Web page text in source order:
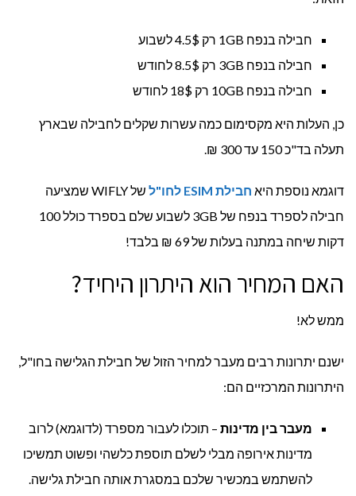
חבילה בנפח 1GB רק 4.5$ לשבוע
חבילה בנפח 3GB רק 8.5$ לחודש
חבילה בנפח 10GB רק 18$ לחודש
כן, העלות היא מקסימום כמה עשרות שקלים לחבילה שבארץ
תעלה בד"כ 150 עד 300 ₪.
דוגמא נוספת היא חבילת ESIM לחו"ל
של WIFLY שמציעה
חבילה לספרד בנפח של 3GB לשבוע שלם בספרד כולל 100
דקות שיחה במתנה בעלות של 69 ₪ בלבד!
האם המחיר הוא היתרון היחיד?
ממש לא!
ישנם יתרונות רבים מעבר למחיר הזול של חבילת הגלישה בחו"ל,
היתרונות המרכזיים הם:
מעבר בין מדינות – תוכלו לעבור מספרד (לדוגמא) לרוב
מדינות אירופה מבלי לשלם תוספת כלשהי ופשוט תמשיכו
להשתמש במכשיר שלכם במסגרת אותה חבילת גלישה.